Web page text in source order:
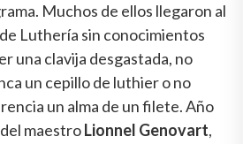
Muchos de ellos llegaron al
Luthería sin conocimientos
una clavija desgastada, no
un cepillo de luthier o no
un alma de un filete. Año
maestroLionnel Genovart,